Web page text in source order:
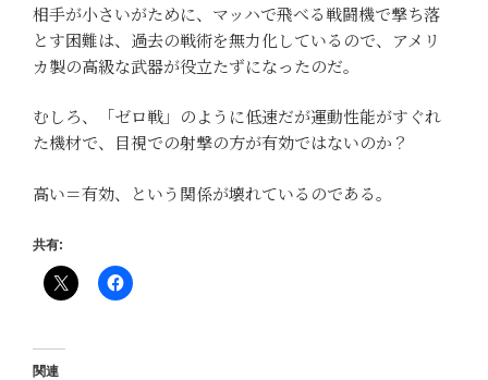
相手が小さいがために、マッハで飛べる戦闘機で撃ち落
とす困難は、過去の戦術を無力化しているので、アメリ
カ製の高級な武器が役立たずになったのだ。
むしろ、「ゼロ戦」のように低速だが運動性能がすぐれ
た機材で、目視での射撃の方が有効ではないのか？
高い＝有効、という関係が壊れているのである。
共有:
関連